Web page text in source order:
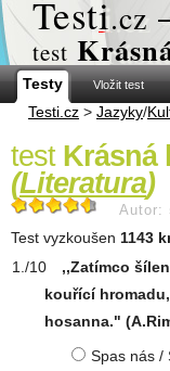
Testi.cz
test
Testy Vložit test
Testi.cz > Jazyky/
test Krásná
(Literatura)
Autor:
Test vyzkoušen 1143
,,Zatímco
kouřící
hosanna."
Spas nás /